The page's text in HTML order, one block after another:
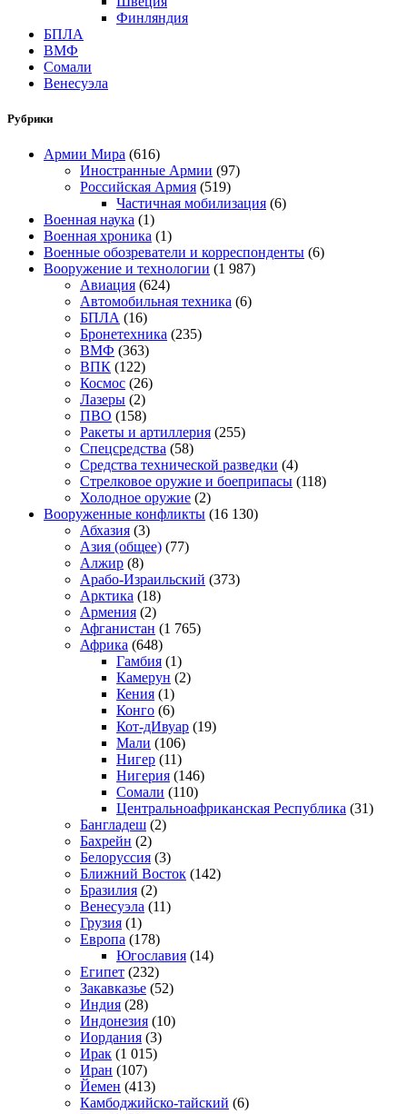
Финляндия
БПЛА
ВМФ
Сомали
Венесуэла
Рубрики
Армии Мира (616)
Иностранные Армии (97)
Российская Армия (519)
Частичная мобилизация (6)
Военная наука (1)
Военная хроника (1)
Военные обозреватели и корреспонденты (6)
Вооружение и технологии (1 987)
Авиация (624)
Автомобильная техника (6)
БПЛА (16)
Бронетехника (235)
ВМФ (363)
ВПК (122)
Космос (26)
Лазеры (2)
ПВО (158)
Ракеты и артиллерия (255)
Спецсредства (58)
Средства технической разведки (4)
Стрелковое оружие и боеприпасы (118)
Холодное оружие (2)
Вооруженные конфликты (16 130)
Абхазия (3)
Азия (общее) (77)
Алжир (8)
Арабо-Израильский (373)
Арктика (18)
Армения (2)
Афганистан (1 765)
Африка (648)
Гамбия (1)
Камерун (2)
Кения (1)
Конго (6)
Кот-дИвуар (19)
Мали (106)
Нигер (11)
Нигерия (146)
Сомали (110)
Центральноафриканская Республика (31)
Бангладеш (2)
Бахрейн (2)
Белоруссия (3)
Ближний Восток (142)
Бразилия (2)
Венесуэла (11)
Грузия (1)
Европа (178)
Югославия (14)
Египет (232)
Закавказье (52)
Индия (28)
Индонезия (10)
Иордания (3)
Ирак (1 015)
Иран (107)
Йемен (413)
Камбоджийско-тайский (6)